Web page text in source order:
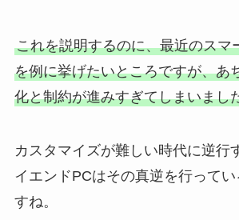
これを説明するのに、最近のスマ
を例に挙げたいところですが、あ
化と制約が進みすぎてしまいまし
カスタマイズが難しい時代に逆行
イエンドPCはその真逆を行って
すね。